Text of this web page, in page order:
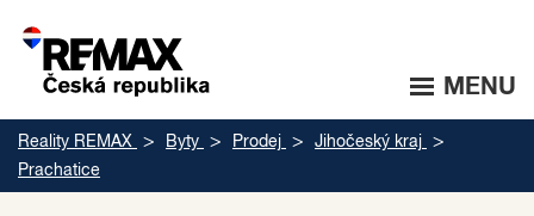
MENU
Reality REMAX Byty Prodej
Jihočeský kraj
Prachatice